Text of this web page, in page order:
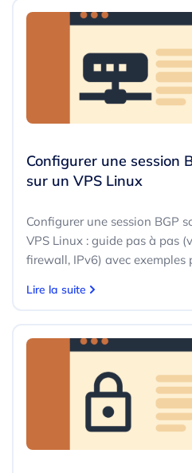
Configurer une session
sur un VPS Linux
Configurer une session BGP
VPS Linux : guide pas à pas
firewall, IPv6) avec exemples
Lire la suite